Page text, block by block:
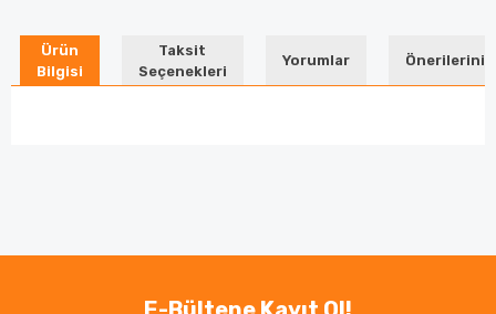
Ürün
Bilgisi
Taksit
Seçenekleri
Yorumlar Önerileriniz
Ürün resmi kalitesiz, bozuk veya görüntülenemiyor.